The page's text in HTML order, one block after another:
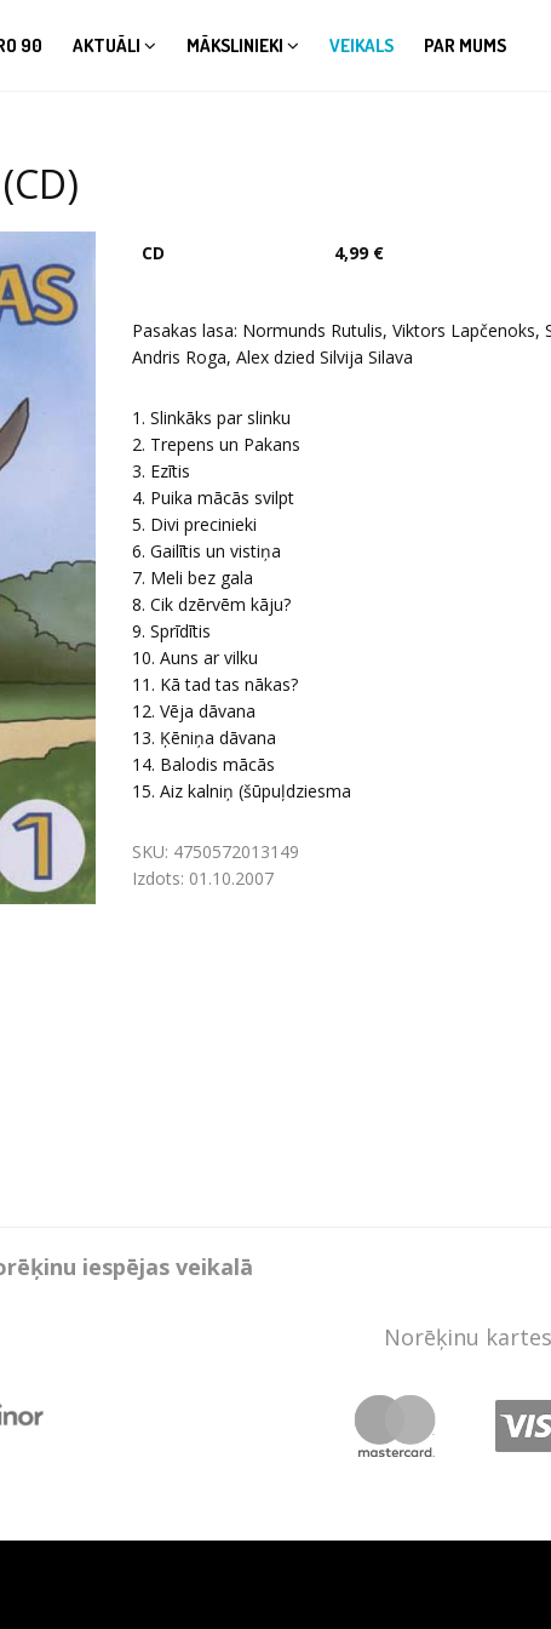
90 AKTUĀLI MĀKSLINIEKI VEIKALS PAR MUMS
CD 4,99 €
Pasakas lasa: Normunds Rutulis, Viktors Lapčenoks,
Andris Roga, Alex dzied Silvija Silava
1. Slinkāks par slinku
2. Trepens un Pakans
3. Ezītis
4. Puika mācās svilpt
5. Divi precinieki
6. Gailītis un vistiņa
7. Meli bez gala
8. Cik dzērvēm kāju?
9. Sprīdītis
10. Auns ar vilku
11. Kā tad tas nākas?
12. Vēja dāvana
13. Ķēniņa dāvana
14. Balodis mācās
15. Aiz kalniņ (šūpuļdziesma
SKU: 4750572013149
Izdots: 01.10.2007
iespējas veikalā
Norēķinu kartes